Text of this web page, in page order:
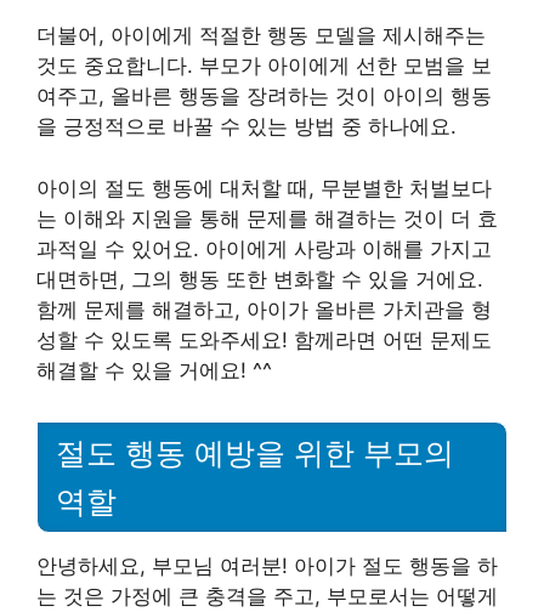
더불어, 아이에게 적절한 행동 모델을 제시해주는
것도 중요합니다. 부모가 아이에게 선한 모범을 보
여주고, 올바른 행동을 장려하는 것이 아이의 행동
을 긍정적으로 바꿀 수 있는 방법 중 하나에요.
아이의 절도 행동에 대처할 때, 무분별한 처벌보다
는 이해와 지원을 통해 문제를 해결하는 것이 더 효
과적일 수 있어요. 아이에게 사랑과 이해를 가지고
대면하면, 그의 행동 또한 변화할 수 있을 거에요.
함께 문제를 해결하고, 아이가 올바른 가치관을 형
성할 수 있도록 도와주세요! 함께라면 어떤 문제도
해결할 수 있을 거에요! ^^
절도 행동 예방을 위한 부모의
역할
안녕하세요, 부모님 여러분! 아이가 절도 행동을 하
는 것은 가정에 큰 충격을 주고, 부모로서는 어떻게